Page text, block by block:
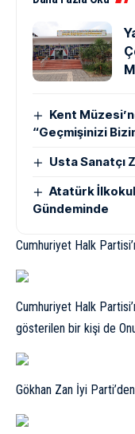
Kent
“Geçmişinizi
Usta Sanatçı
Atatürk
Gündeminde
Cumhuriyet Halk
Cumhuriyet Halk
gösterilen bir kişi de
Gökhan Zan İyi